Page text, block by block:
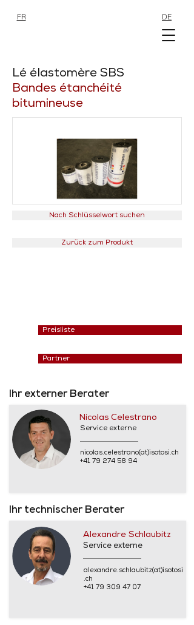
FR DE
Lé élastomère SBS
Bandes étanchéité
bitumineuse
Nach Schlüsselwort suchen
Zurück zum Produkt
Preisliste
Partner
Ihr externer Berater
Nicolas Celestrano
Service externe
nicolas.celestrano(at)isotosi.ch
+41 79 274 58 94
Ihr technischer Berater
Alexandre Schlaubitz
Service externe
alexandre.schlaubitz(at)isotosi
.ch
+41 79 309 47 07